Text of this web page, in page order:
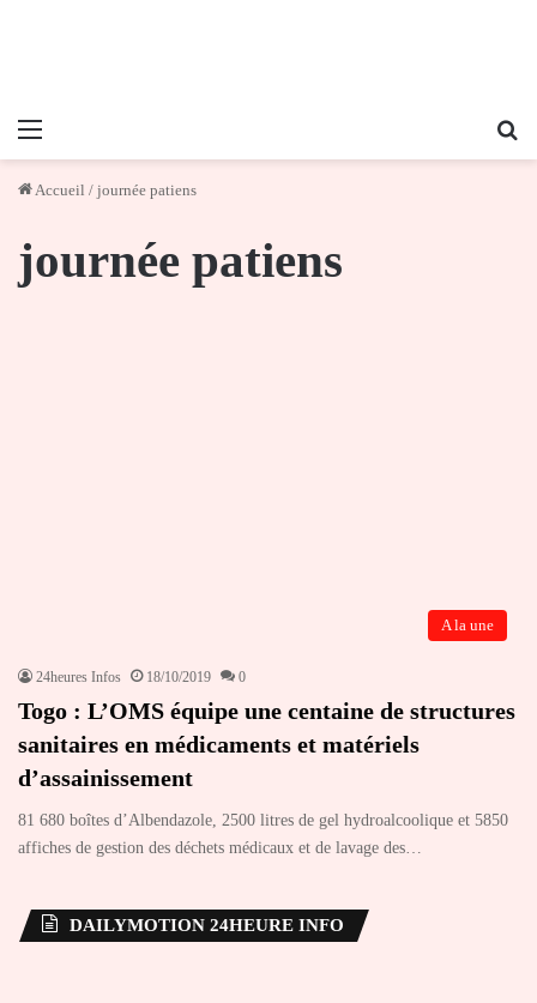
Menu
Accueil / journée patiens
journée patiens
A la une
24heures Infos 18/10/2019 0
Togo : L’OMS équipe une centaine de structures
sanitaires en médicaments et matériels
d’assainissement
81 680 boîtes d’Albendazole, 2500 litres de gel hydroalcoolique et 5850
affiches de gestion des déchets médicaux et de lavage des…
DAILYMOTION 24HEURE INFO